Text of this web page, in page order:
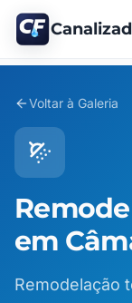
Voltar à Galeria
em
Remodelação